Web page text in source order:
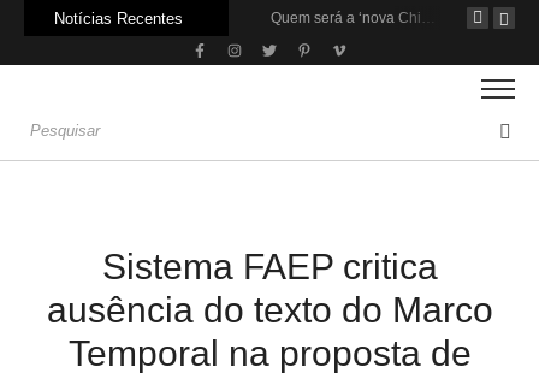
Notícias Recentes Quem será a ‘nova China’ do agro quando o apetite de Pequim acabar?
Sistema FAEP critica
ausência do texto do Marco
Temporal na proposta de